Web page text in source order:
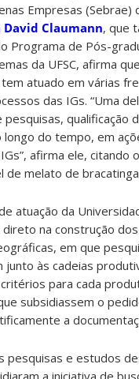
Empresas (Sebrae)
David Claumann, que
Programa de Pós-
da UFSC, afirma
atuado em várias
das IGs. “Uma
qualificação
do tempo, em
afirma ele, citando
de melato de
atuação da
na construção
em que
junto às cadeias
para cada
subsidiassem o
a
pesquisas e estudos
a iniciativa de